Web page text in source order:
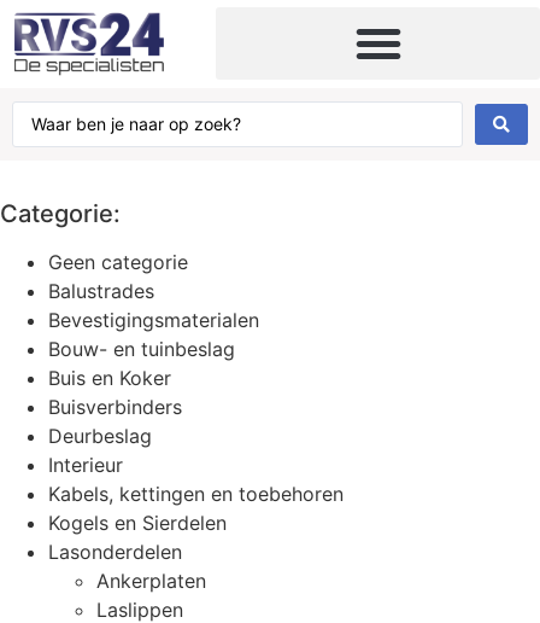
Categorie:
Geen categorie
Balustrades
Bevestigingsmaterialen
Bouw- en tuinbeslag
Buis en Koker
Buisverbinders
Deurbeslag
Interieur
Kabels, kettingen en toebehoren
Kogels en Sierdelen
Lasonderdelen
Ankerplaten
Laslippen